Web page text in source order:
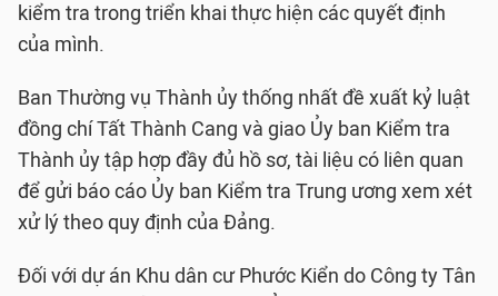
kiểm tra trong triển khai thực hiện các quyết định
của mình.
Ban Thường vụ Thành ủy thống nhất đề xuất kỷ luật
đồng chí Tất Thành Cang và giao Ủy ban Kiểm tra
Thành ủy tập hợp đầy đủ hồ sơ, tài liệu có liên quan
để gửi báo cáo Ủy ban Kiểm tra Trung ương xem xét
xử lý theo quy định của Đảng.
Đối với dự án Khu dân cư Phước Kiển do Công ty Tân